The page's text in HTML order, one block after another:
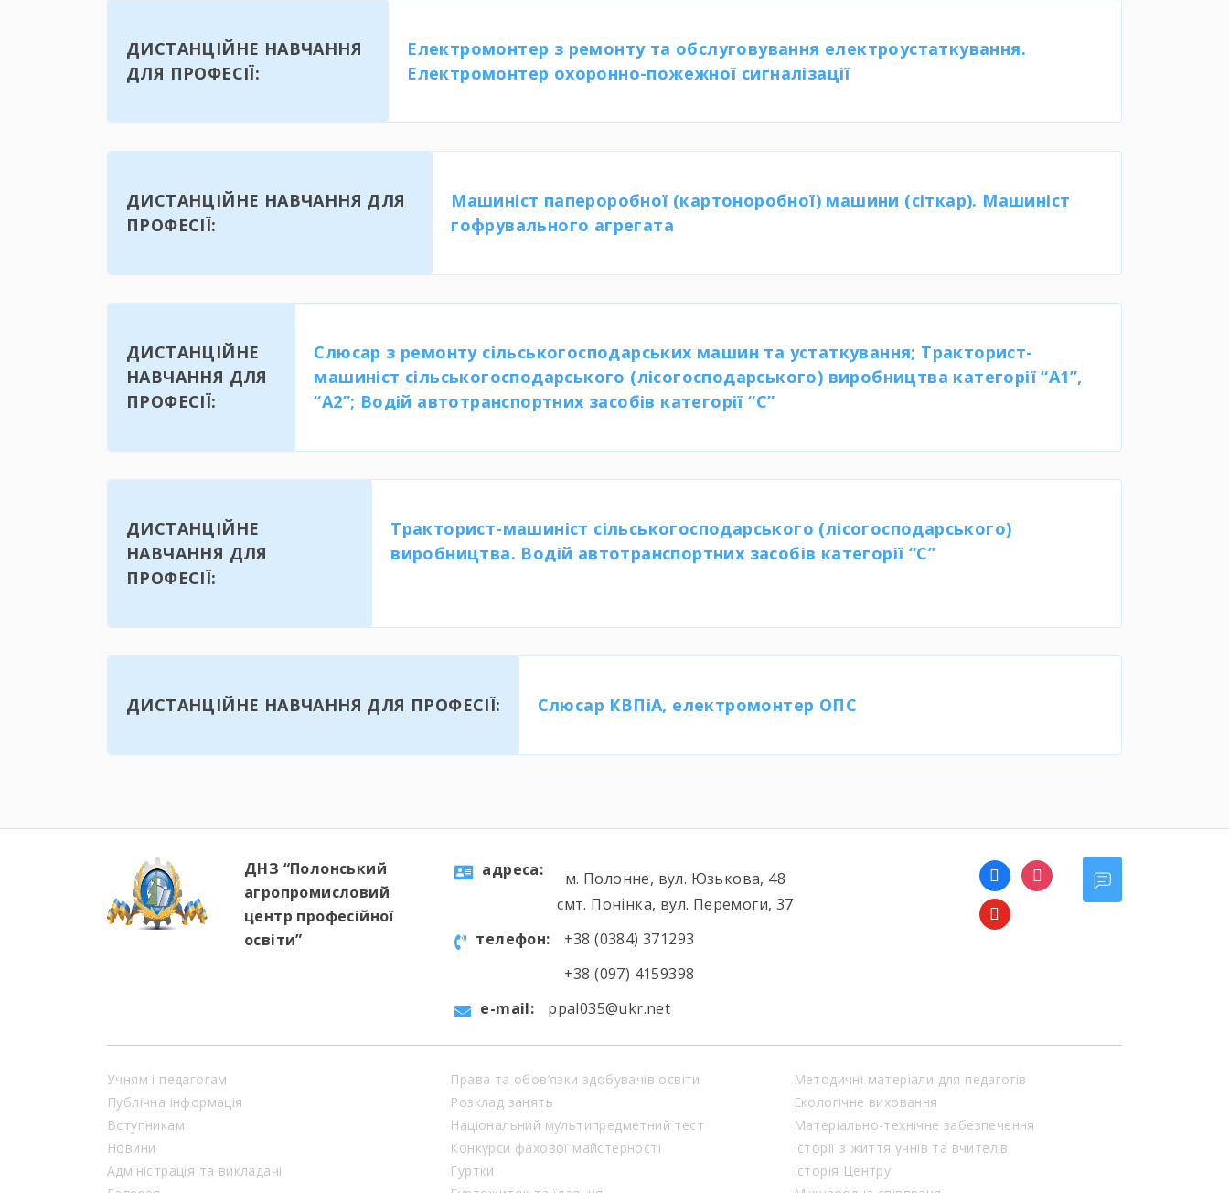
ДИСТАНЦІЙНЕ НАВЧАННЯ
ДЛЯ ПРОФЕСІЇ:
Електромонтер з ремонту та обслуговування електроустаткування.
Електромонтер охоронно-пожежної сигналізації
ДИСТАНЦІЙНЕ НАВЧАННЯ ДЛЯ
ПРОФЕСІЇ:
Машиніст папероробної (картоноробної) машини (сіткар). Машиніст
гофрувального агрегата
ДИСТАНЦІЙНЕ
НАВЧАННЯ ДЛЯ
ПРОФЕСІЇ:
Слюсар з ремонту сільськогосподарських машин та устаткування; Тракторист-
машиніст сільськогосподарського (лісогосподарського) виробництва категорії “А1”,
“А2”; Водій автотранспортних засобів категорії “С”
ДИСТАНЦІЙНЕ
НАВЧАННЯ ДЛЯ
ПРОФЕСІЇ:
Тракторист-машиніст сільськогосподарського (лісогосподарського)
виробництва. Водій автотранспортних засобів категорії “С”
ДИСТАНЦІЙНЕ НАВЧАННЯ ДЛЯ ПРОФЕСІЇ: Слюсар КВПіА, електромонтер ОПС
ДНЗ “Полонський
агропромисловий
центр професійної
освіти”
aдресa:
м. Полонне, вул. Юзькова, 48
смт. Понінка, вул. Перемоги, 37
телефон:
+38 (0384) 371293
+38 (097) 4159398
e-mail:
ppal035@ukr.net
facebookinstagram
youtube
Учням і педагогам
Публічна інформація
Вступникам
Новини
Адміністрація та викладачі
Права та обов’язки здобувачів освіти
Розклад занять
Національний мультипредметний тест
Конкурси фахової майстерності
Гуртки
Методичні матеріали для педагогів
Екологічне виховання
Матеріально-технічне забезпечення
Історії з життя учнів та вчителів
Історія Центру